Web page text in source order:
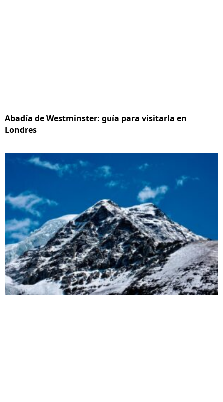
Abadía de Westminster: guía para visitarla en
Londres